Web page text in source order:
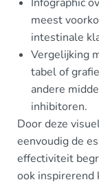
meest
intestinale
Vergelijking
tabel of
andere
inhibitoren.
Door deze
eenvoudig de
effectiviteit
ook inspirerend